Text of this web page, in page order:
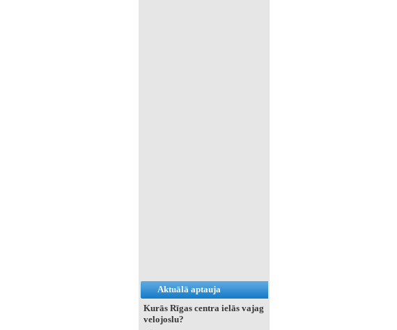
Aktuālā aptauja
Kurās Rīgas centra ielās vajag
velojoslu?